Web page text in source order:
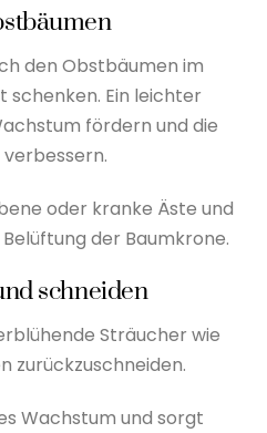
den Obstbäumen im
Ein leichter
fördern und die
oder kranke Äste und
der Baumkrone.
schneiden
Sträucher wie
zurückzuschneiden.
Wachstum und sorgt